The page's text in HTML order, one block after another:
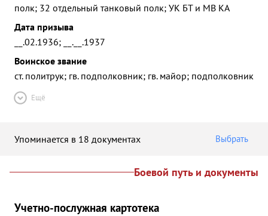
полк; 32 отдельный танковый полк; УК БТ и МВ КА
Дата призыва
__.02.1936; __.__.1937
Воинское звание
ст. политрук; гв. подполковник; гв. майор; подполковник
Ещё
Упоминается в 18 документах Выбрать
Боевой путь и документы
Учетно-послужная картотека